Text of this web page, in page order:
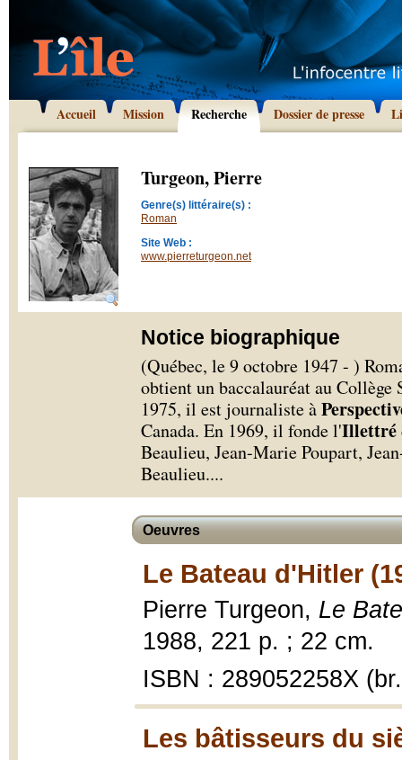
Accueil Mission Recherche Dossier de presse
Turgeon, Pierre
Genre(s) littéraire(s) :
Roman
Site Web :
www.pierreturgeon.net
Notice biographique
(Québec, le 9 octobre 1947 - )
obtient un baccalauréat au
1975, il est journaliste à
Canada. En 1969, il fonde l'Illettré
Beaulieu, Jean-Marie Poupart,
Beaulieu....
Oeuvres
Le Bateau d'Hitler
Pierre Turgeon, Le
1988, 221 p. ; 22 cm.
ISBN : 289052258X
Les bâtisseurs du